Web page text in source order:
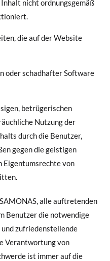
nicht ordnungsgemäß
die auf der Website
oder schadhafter Software
betrügerischen
Nutzung der
durch die Benutzer,
gegen die geistigen
Eigentumsrechte von
alle auftretenden
Benutzer die notwendige
zufriedenstellende
Verantwortung von
ist immer auf die